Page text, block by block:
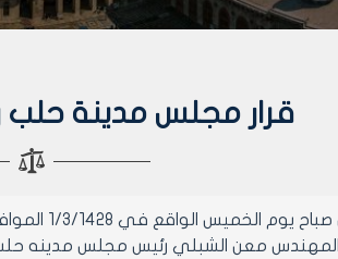
قرار مجلس مدينة حلب رقم 86
المهندس معن الشبلي رئيس مجلس مدينه